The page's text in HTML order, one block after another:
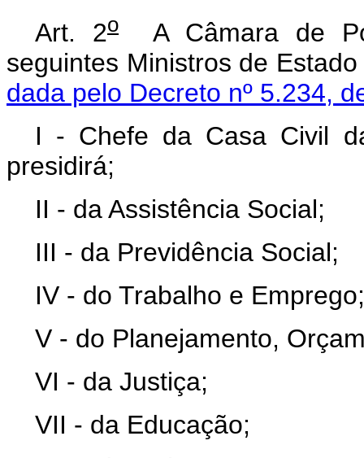
Art. 2o A Câmara de
seguintes Ministros de
dada pelo Decreto nº 5.234,
I - Chefe da Casa Civil
presidirá;
II - da Assistência Social;
III - da Previdência Social;
IV - do Trabalho e Emprego;
V - do Planejamento,
VI - da Justiça;
VII - da Educação;